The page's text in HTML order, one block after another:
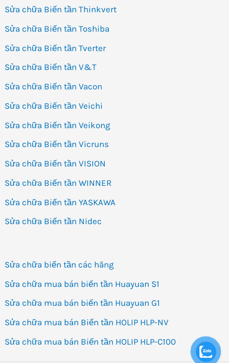
Sửa chữa Biến tần Thinkvert
Sửa chữa Biến tần Toshiba
Sửa chữa Biến tần Tverter
Sửa chữa Biến tần V&T
Sửa chữa Biến tần Vacon
Sửa chữa Biến tần Veichi
Sửa chữa Biến tần Veikong
Sửa chữa Biến tần Vicruns
Sửa chữa Biến tần VISION
Sửa chữa Biến tần WINNER
Sửa chữa Biến tần YASKAWA
Sửa chữa Biến tần Nidec
Sửa chữa biến tần các hãng
Sửa chữa mua bán biến tần Huayuan S1
Sửa chữa mua bán biến tần Huayuan G1
Sửa chữa mua bán Biến tần HOLIP HLP-NV
Sửa chữa mua bán Biến tần HOLIP HLP-C100